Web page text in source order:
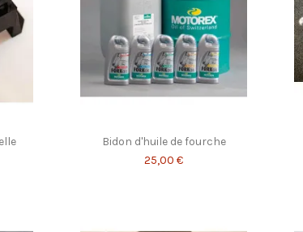
Bidon d'huile de fourche
25,00 €